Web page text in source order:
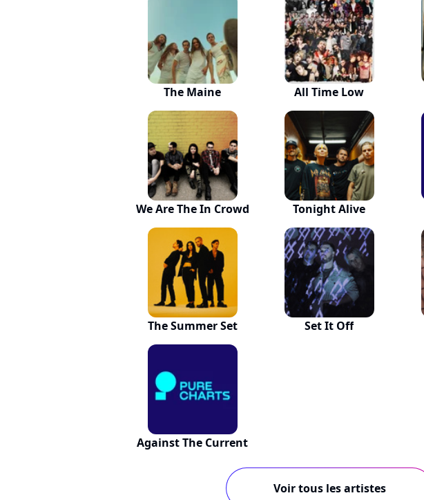
The Maine All Time Low
We Are The In Crowd Tonight Alive
The Summer Set Set It Off
Against The Current
Voir tous les artistes